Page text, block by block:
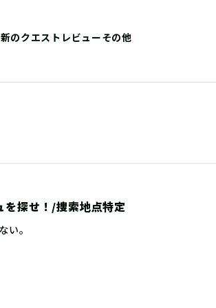
のクエストレビューその他
探せ！/捜索地点特定
い。